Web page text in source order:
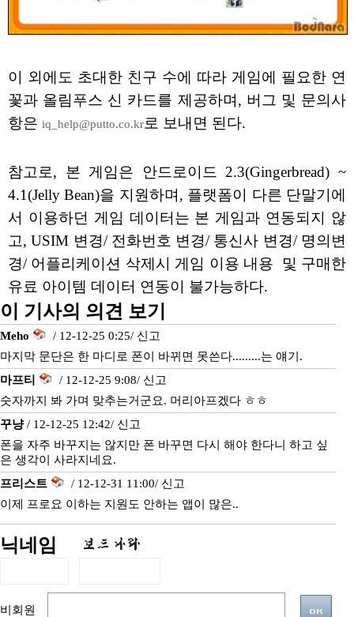
이 외에도 초대한 친구 수에 따라 게임에 필요한 연
꽃과 올림푸스 신 카드를 제공하며, 버그 및 문의사
항은 iq_help@putto.co.kr로 보내면 된다.
참고로, 본 게임은 안드로이드 2.3(Gingerbread) ~
4.1(Jelly Bean)을 지원하며, 플랫폼이 다른 단말기에
서 이용하던 게임 데이터는 본 게임과 연동되지 않
고, USIM 변경/ 전화번호 변경/ 통신사 변경/ 명의변
경/ 어플리케이션 삭제시 게임 이용 내용 및 구매한
유료 아이템 데이터 연동이 불가능하다.
이 기사의 의견 보기
Meho / 12-12-25 0:25/ 신고
마지막 문단은 한 마디로 폰이 바뀌면 못쓴다.........는 얘기.
마프티
/ 12-12-25 9:08/ 신고
숫자까지 봐 가며 맞추는거군요. 머리아프겠다 ㅎㅎ
꾸냥/ 12-12-25 12:42/ 신고
폰을 자주 바꾸지는 않지만 폰 바꾸면 다시 해야 한다니 하고 싶
은 생각이 사라지네요.
프리스트
/ 12-12-31 11:00/ 신고
이제 프로요 이하는 지원도 안하는 앱이 많은..
닉네임
비회원